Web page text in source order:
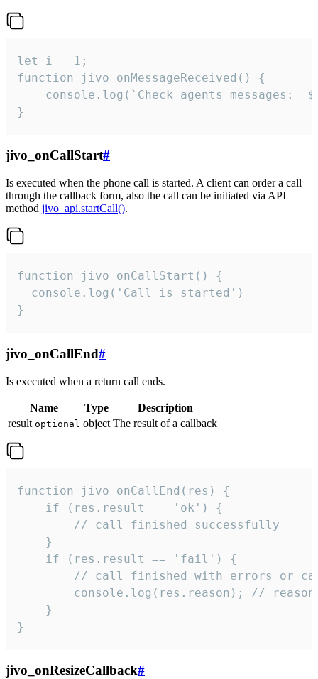
let i = 1;
function jivo_onMessageReceived() {
}
jivo_onCallStart#
Is executed when the phone call is started. A client can order a call
through the callback form, also the call can be initiated via API
method jivo_api.startCall().
function jivo_onCallStart() {
  console.log('Call is started')
}
jivo_onCallEnd#
Is executed when a return call ends.
Name Type
Description
result optional object The result of a callback
function jivo_onCallEnd(res) {
    if (res.result == 'ok') {
        // call finished successfully
    }
    if (res.result == 'fail') {
// call finished with errors or
console.log(res.reason); //
    }
}
jivo_onResizeCallback#